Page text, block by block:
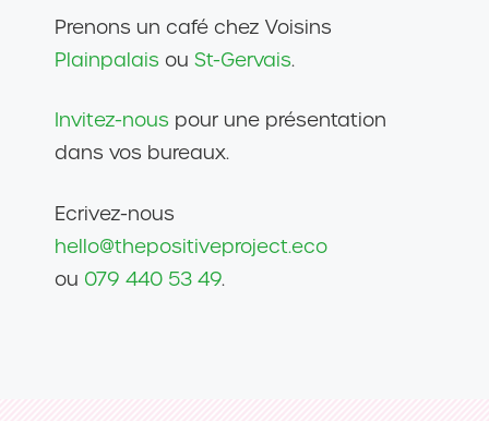
Prenons un café chez Voisins
Plainpalais ou St-Gervais.
Invitez-nous pour une présentation
dans vos bureaux.
Ecrivez-nous
hello@thepositiveproject.eco
ou 079 440 53 49.